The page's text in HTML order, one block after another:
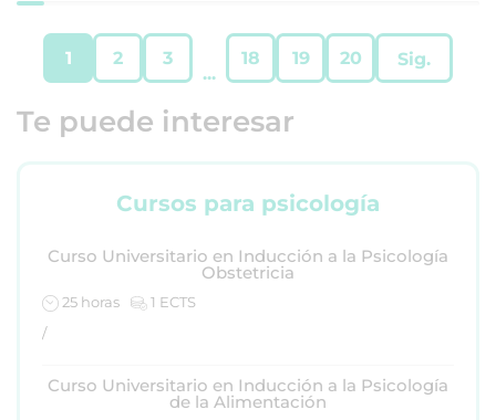
1 2 3
...
18 19 20 Sig.
Te puede interesar
Cursos para psicología
Curso Universitario en Inducción a la Psicología
Obstetricia
25 horas
1 ECTS
/
Curso Universitario en Inducción a la Psicología
de la Alimentación